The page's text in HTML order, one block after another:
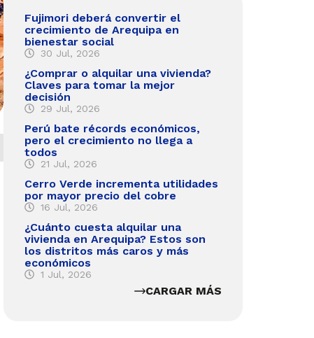
Fujimori deberá convertir el
crecimiento de Arequipa en
bienestar social
30 Jul, 2026
¿Comprar o alquilar una vivienda?
Claves para tomar la mejor
decisión
29 Jul, 2026
Perú bate récords económicos,
pero el crecimiento no llega a
todos
21 Jul, 2026
Cerro Verde incrementa utilidades
por mayor precio del cobre
16 Jul, 2026
¿Cuánto cuesta alquilar una
vivienda en Arequipa? Estos son
los distritos más caros y más
económicos
1 Jul, 2026
CARGAR MÁS